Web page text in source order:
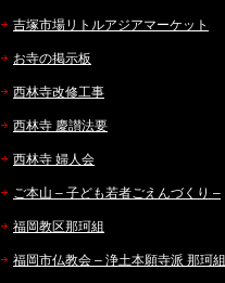
吉塚市場リトルアジアマーケット
お寺の掲示板
西林寺改修工事
西林寺 慶讃法要
西林寺 婦人会
ご本山 – 子ども若者ごえんづくり –
福岡教区那珂組
福岡市仏教会 – 浄土本願寺派 那珂組